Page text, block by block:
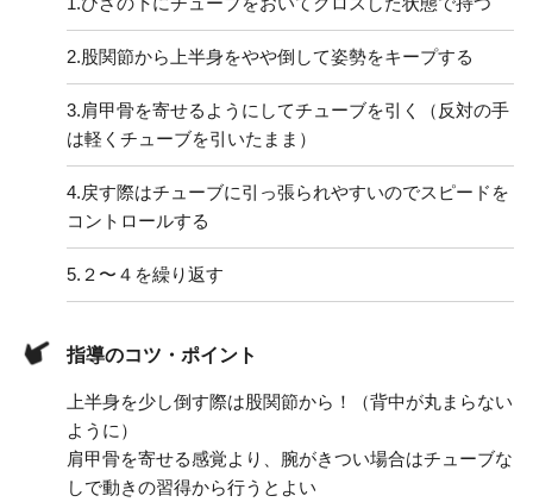
2.股関節から上半身をやや倒して姿勢をキープする
3.肩甲骨を寄せるようにしてチューブを引く（反対の手
は軽くチューブを引いたまま）
4.戻す際はチューブに引っ張られやすいのでスピードを
コントロールする
5. ２〜４を繰り返す
指導のコツ・ポイント
上半身を少し倒す際は股関節から！（背中が丸まらない
ように）
肩甲骨を寄せる感覚より、腕がきつい場合はチューブな
しで動きの習得から行うとよい